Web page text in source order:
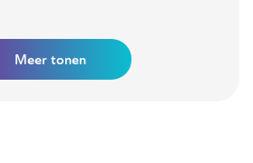
Meer tonen